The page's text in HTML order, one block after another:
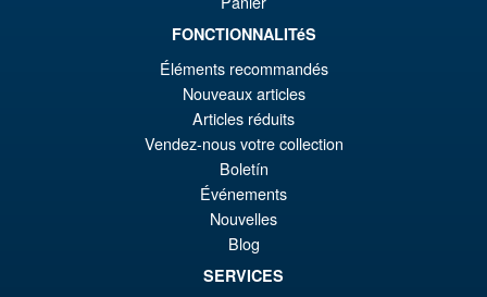
VORBESTELLUNGEN
S.H.MonsterArts Godzilla vs.
Biollante Movie Graphic Plus (
1989 )
FONCTIONNALITéS
Éléments recommandés
Nouveaux articles
Articles réduits
Vendez-nous votre collection
Boletín
Événements
Nouvelles
Blog
SERVICES